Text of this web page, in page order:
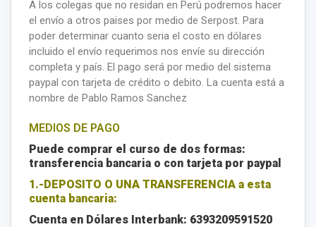
A los colegas que no residan en Perú podremos hacer
el envío a otros paises por medio de Serpost. Para
poder determinar cuanto seria el costo en dólares
incluido el envío requerimos nos envíe su dirección
completa y país. El pago será por medio del sistema
paypal con tarjeta de crédito o debito. La cuenta está a
nombre de Pablo Ramos Sanchez
MEDIOS DE PAGO
Puede comprar el curso de dos formas:
transferencia bancaria o con tarjeta por paypal
1.-DEPOSITO O UNA TRANSFERENCIA a esta
cuenta bancaria:
Cuenta en Dólares Interbank: 6393209591520